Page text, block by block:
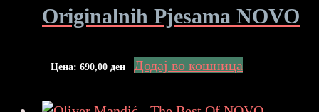
Originalnih Pjesama NOVO
Цена: 690,00 ден Додај во кошница